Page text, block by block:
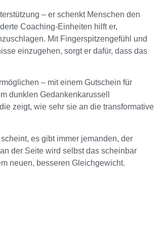
– er schenkt Menschen den
Coaching-Einheiten hilft er,
Mit Fingerspitzengefühl und
einzugehen, sorgt er dafür, dass das
– mit einem Gutschein für
dunklen Gedankenkarussell
zeigt, wie sehr sie an die transformative
es gibt immer jemanden, der
der Seite wird selbst das scheinbar
neuen, besseren Gleichgewicht.